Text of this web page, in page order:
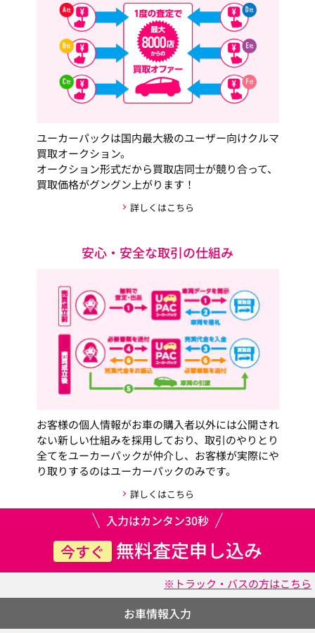
ユーカーパックは国内最大級のユーザー向けクルマ
買取オークション。
オークション形式だから買取店同士が競り合って、
買取価格がグングン上がります！
詳しくはこちら
安心・安全な取引の仕組み
お客様の個人情報がお車の購入者以外には公開され
ない新しい仕組みを採用しており、取引のやりとり
全てをユーカーパックが仲介し、お客様が実際にや
り取りするのはユーカーパックのみです。
詳しくはこちら
入力はカンタン30秒
今すぐ 無料査定申し込み
※トラック・バスの方はこちら
お車情報入力